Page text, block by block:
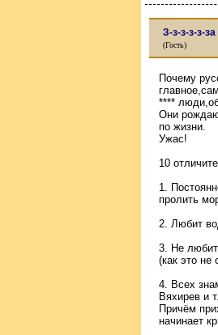
З-з-з-з-з-за
(Гость)
Почему
****
Они
по жизни.
Ужас!
10
1.
пролить
2. Любит
3. Не любит
(как это не
4. Всех
Вяхирев и
Причём
начинает